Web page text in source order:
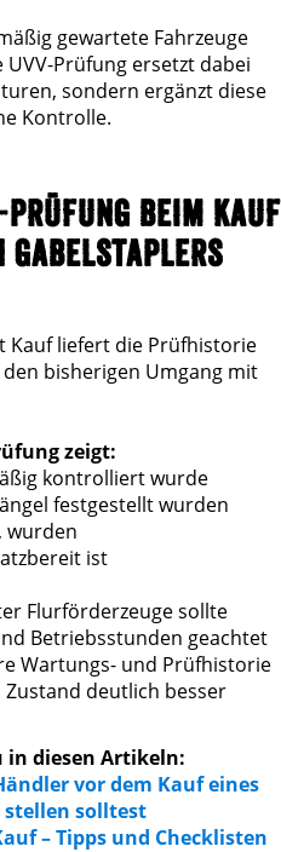
gewartete Fahrzeuge
Prüfung ersetzt dabei
sondern ergänzt diese
Kontrolle.
BEIM KAUF
Kauf liefert die Prüfhistorie
bisherigen Umgang mit
zeigt:
kontrolliert wurde
festgestellt wurden
wurden
ist
Flurförderzeuge sollte
Betriebsstunden geachtet
Wartungs- und Prüfhistorie
deutlich besser
diesen Artikeln:
vor dem Kauf eines
stellen solltest
– Tipps und Checklisten